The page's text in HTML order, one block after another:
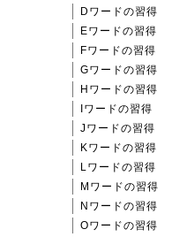
Dワードの習得
Eワードの習得
Fワードの習得
Gワードの習得
Hワードの習得
Iワードの習得
Jワードの習得
Kワードの習得
Lワードの習得
Mワードの習得
Nワードの習得
Oワードの習得